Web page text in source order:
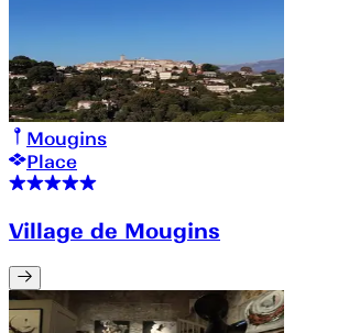
Mougins
Place
Village de Mougins